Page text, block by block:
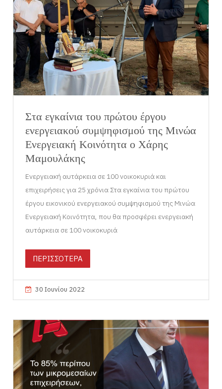
Στα εγκαίνια του πρώτου έργου
ενεργειακού συμψηφισμού της Μινώα
Ενεργειακή Κοινότητα ο Χάρης
Μαμουλάκης
Ενεργειακή αυτάρκεια σε 100 νοικοκυριά και
επιχειρήσεις για 25 χρόνια Στα εγκαίνια του πρώτου
έργου εικονικού ενεργειακού συμψηφισμού της Μινώα
Ενεργειακή Κοινότητα, που θα προσφέρει ενεργειακή
αυτάρκεια σε 100 νοικοκυριά
ΠΕΡΙΣΣΟΤΕΡΑ
30 Ιουνίου 2022